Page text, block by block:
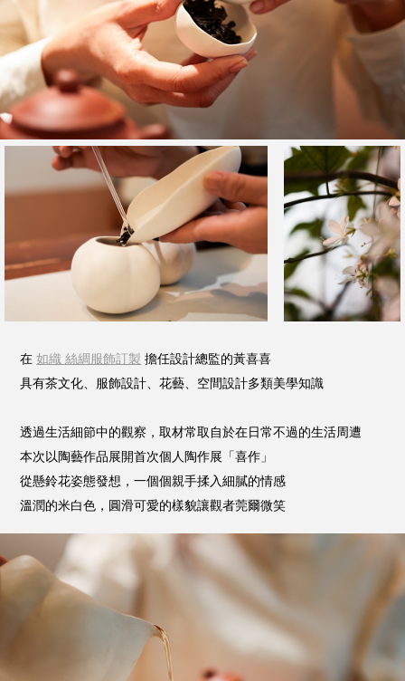
在如織 絲綢服飾訂製 擔任設計總監的黃喜喜
具有茶文化、服飾設計、花藝、空間設計多類美學知識
透過生活細節中的觀察，取材常取自於在日常不過的生活周遭
本次以陶藝作品展開首次個人陶作展「喜作」
從懸鈴花姿態發想，一個個親手揉入細膩的情感
溫潤的米白色，圓滑可愛的樣貌讓觀者莞爾微笑